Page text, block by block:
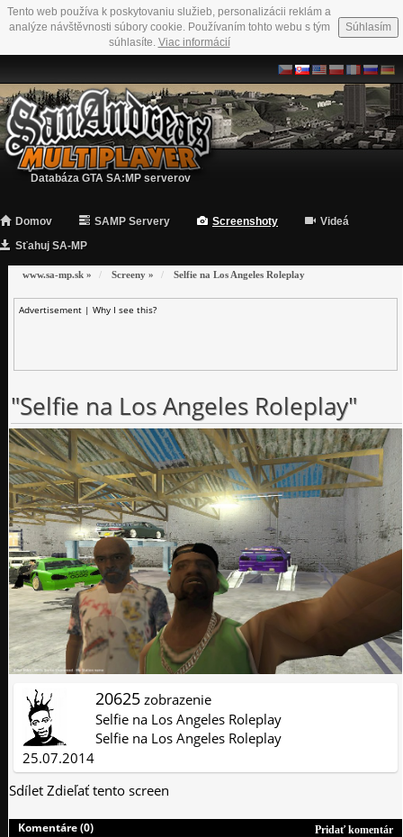
Tento web používa k poskytovaniu služieb, personalizácii reklám a
analýze návštěvnosti súbory cookie. Používaním tohto webu s tým
súhlasíte. Viac informácií
Súhlasím
Databáza GTA SA:MP serverov
Domov SAMP Servery Screenshoty
Videá
Sťahuj SA-MP
www.sa-mp.sk » Screeny » Selfie na Los Angeles Roleplay
Advertisement | Why I see this?
"Selfie na Los Angeles Roleplay"
20625 zobrazenie
Selfie na Los Angeles Roleplay
Selfie na Los Angeles Roleplay
25.07.2014
Sdílet Zdieľať tento screen
Pridať komentár
Komentáre (0)